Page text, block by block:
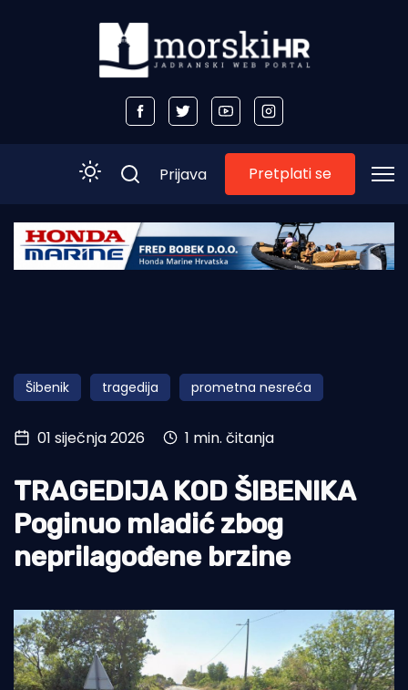
Početna
Obala
Otoci
Turizam i nautika
Pomorstvo
Ribolov
Ekologija
Prijava Pretplati se
Šibenik tragedija prometna nesreća
01 siječnja 2026 1 min. čitanja
TRAGEDIJA KOD ŠIBENIKA
Poginuo mladić zbog
neprilagođene brzine